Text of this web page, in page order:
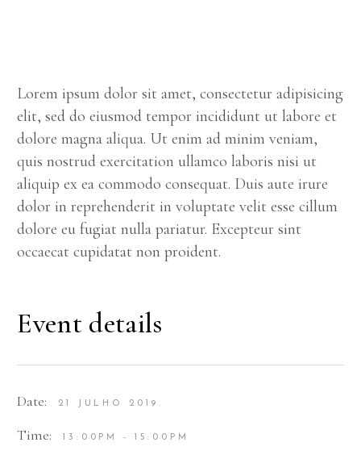
Lorem ipsum dolor sit amet, consectetur adipisicing
elit, sed do eiusmod tempor incididunt ut labore et
dolore magna aliqua. Ut enim ad minim veniam,
quis nostrud exercitation ullamco laboris nisi ut
aliquip ex ea commodo consequat. Duis aute irure
dolor in reprehenderit in voluptate velit esse cillum
dolore eu fugiat nulla pariatur. Excepteur sint
occaecat cupidatat non proident.
Event details
Date: 21 JULHO 2019.
Time: 13:00PM - 15:00PM